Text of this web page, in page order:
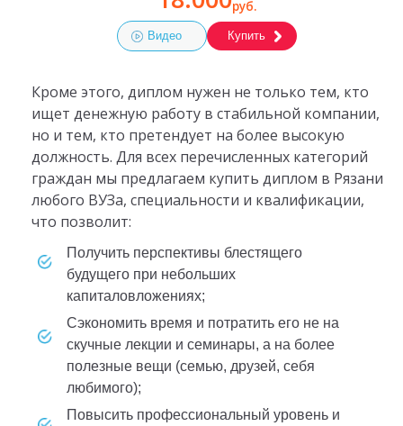
руб.
Видео Купить
Кроме этого, диплом нужен не только тем, кто
ищет денежную работу в стабильной компании,
но и тем, кто претендует на более высокую
должность. Для всех перечисленных категорий
граждан мы предлагаем купить диплом в Рязани
любого ВУЗа, специальности и квалификации,
что позволит:
получить перспективы блестящего
будущего при небольших
капиталовложениях;
сэкономить время и потратить его не на
скучные лекции и семинары, а на более
полезные вещи (семью, друзей, себя
любимого);
повысить профессиональный уровень и